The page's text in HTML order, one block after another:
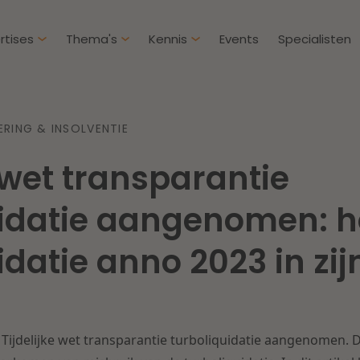
IE & Innovatie
Herstructurering & Insolventie
Energie
Thema's
een
meer
Dichtbij de kansen en
uitdagingen in de
woningbouw
Lees meer
Kennis Events Specialisten
& INSOLVENTIE
transparantie
aangenomen:
anno 2023 in
wet transparantie turboliquidatie aangenomen.